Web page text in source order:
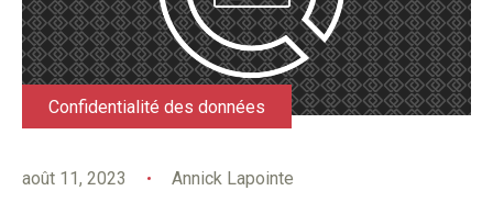
Confidentialité des données
août 11, 2023 Annick Lapointe